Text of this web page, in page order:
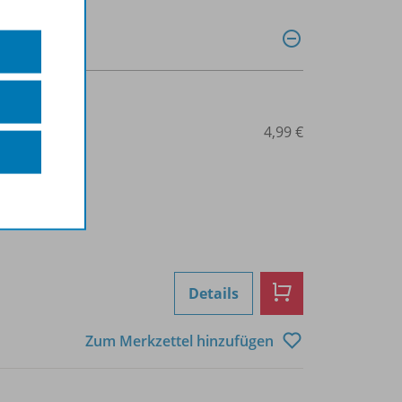
4,99 €
Details
Zum Merkzettel hinzufügen